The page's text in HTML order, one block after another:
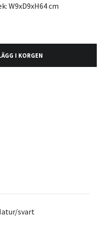
W9xD9xH64 cm
I KORGEN
svart